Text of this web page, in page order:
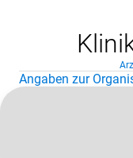
Angaben zur